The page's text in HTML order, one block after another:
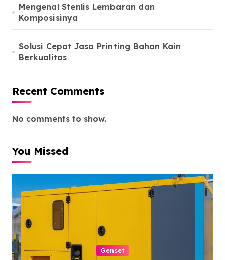
Mengenal Stenlis Lembaran dan
Komposisinya
Solusi Cepat Jasa Printing Bahan Kain
Berkualitas
Recent Comments
No comments to show.
You Missed
Genset